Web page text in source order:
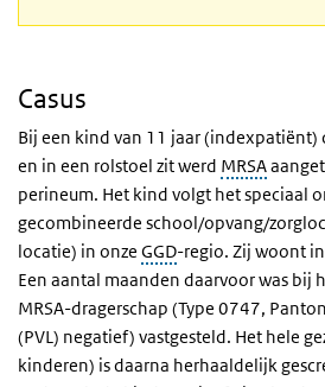
Casus
Bij een kind van 11 jaar
en in een rolstoel zit werd MRSA
perineum. Het kind volgt het speciaal
gecombineerde school/opvang/
locatie) in onze GGD-regio. Zij woont
Een aantal maanden daarvoor was bij
MRSA-dragerschap (Type 0747,
(PVL) negatief) vastgesteld. Het hele
kinderen) is daarna herhaaldelijk